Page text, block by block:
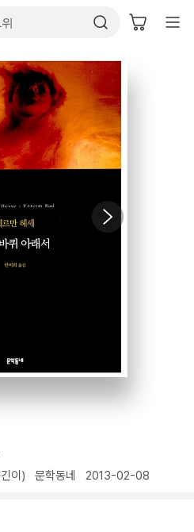
이) 문학동네 2013-02-08